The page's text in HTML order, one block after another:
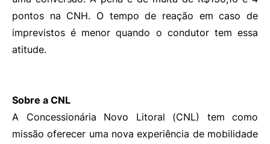
pontos na CNH. O tempo de reação em caso de
imprevistos é menor quando o condutor tem essa
atitude.
Sobre a CNL
A Concessionária Novo Litoral (CNL) tem como
missão oferecer uma nova experiência de mobilidade